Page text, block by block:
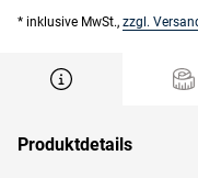
* inklusive MwSt., zzgl.
Produktdetails